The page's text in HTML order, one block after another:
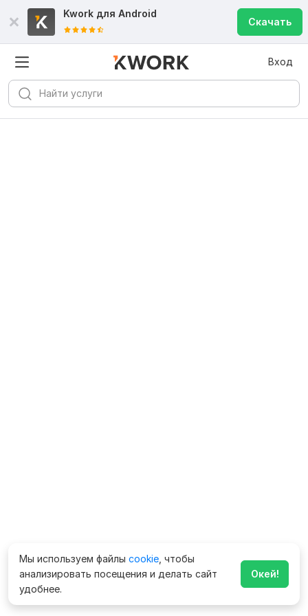
Kwork для Android
Скачать
Вход
Мы используем файлы cookie , чтобы
анализировать посещения и делать сайт
удобнее.
Окей!